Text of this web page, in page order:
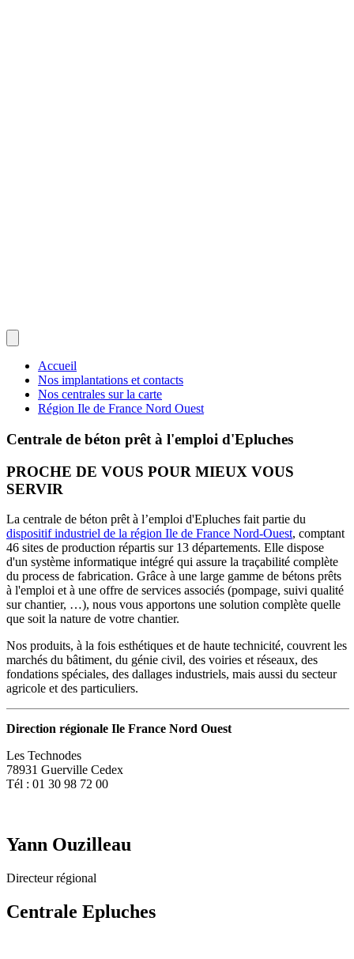
Accueil
Nos implantations et contacts
Nos centrales sur la carte
Région Ile de France Nord Ouest
Centrale de béton prêt à l'emploi d'Epluches
PROCHE DE VOUS POUR MIEUX VOUS
SERVIR
La centrale de béton prêt à l’emploi d'Epluches fait partie du
dispositif industriel de la région Ile de France Nord-Ouest, comptant
46 sites de production répartis sur 13 départements. Elle dispose
d'un système informatique intégré qui assure la traçabilité complète
du process de fabrication. Grâce à une large gamme de bétons prêts
à l'emploi et à une offre de services associés (pompage, suivi qualité
sur chantier, …), nous vous apportons une solution complète quelle
que soit la nature de votre chantier.
Nos produits, à la fois esthétiques et de haute technicité, couvrent les
marchés du bâtiment, du génie civil, des voiries et réseaux, des
fondations spéciales, des dallages industriels, mais aussi du secteur
agricole et des particuliers.
Direction régionale Ile France Nord Ouest
Les Technodes
78931 Guerville Cedex
Tél : 01 30 98 72 00
Yann Ouzilleau
Directeur régional
Centrale Epluches